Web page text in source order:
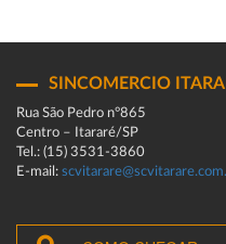
SINCOMERCIO
Rua São Pedro n°865
Centro – Itararé/SP
Tel.: (15) 3531-3860
E-mail: